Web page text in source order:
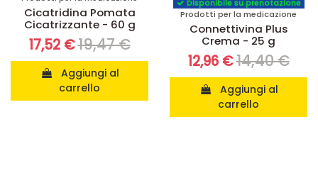
Cicatridina Pomata
Cicatrizzante - 60 g
17,52 €19,47 €
carrello
Disponibile su prenotazione
Prodotti per la medicazione
Connettivina Plus
Crema - 25 g
12,96 €14,40 €
carrello